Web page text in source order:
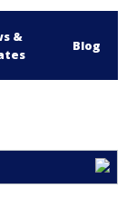
&
Blog